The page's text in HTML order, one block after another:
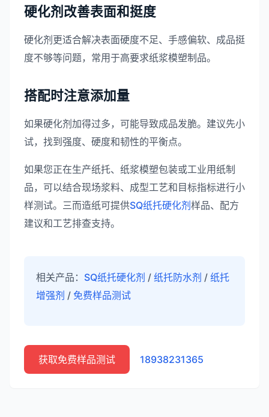
硬化剂改善表面和挺度
硬化剂更适合解决表面硬度不足、手感偏软、成品挺
度不够等问题，常用于高要求纸浆模塑制品。
搭配时注意添加量
如果硬化剂加得过多，可能导致成品发脆。建议先小
试，找到强度、硬度和韧性的平衡点。
如果您正在生产纸托、纸浆模塑包装或工业用纸制
品，可以结合现场浆料、成型工艺和目标指标进行小
样测试。三而造纸可提供SQ纸托硬化剂 样品、配方
建议和工艺排查支持。
相关产品： SQ纸托硬化剂 / 纸托防水剂 / 纸托
增强剂 / 免费样品测试
获取免费样品测试 18938231365